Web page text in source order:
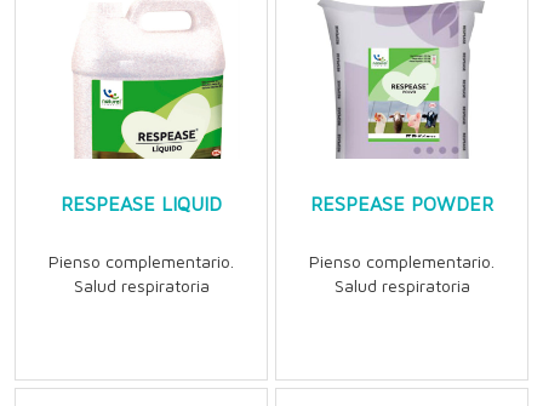
RESPEASE LIQUID
Pienso complementario.
Salud respiratoria
RESPEASE POWDER
Pienso complementario.
Salud respiratoria